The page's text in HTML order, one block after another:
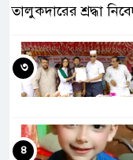
তালুকদারের শ্রদ্ধা
৩
৪